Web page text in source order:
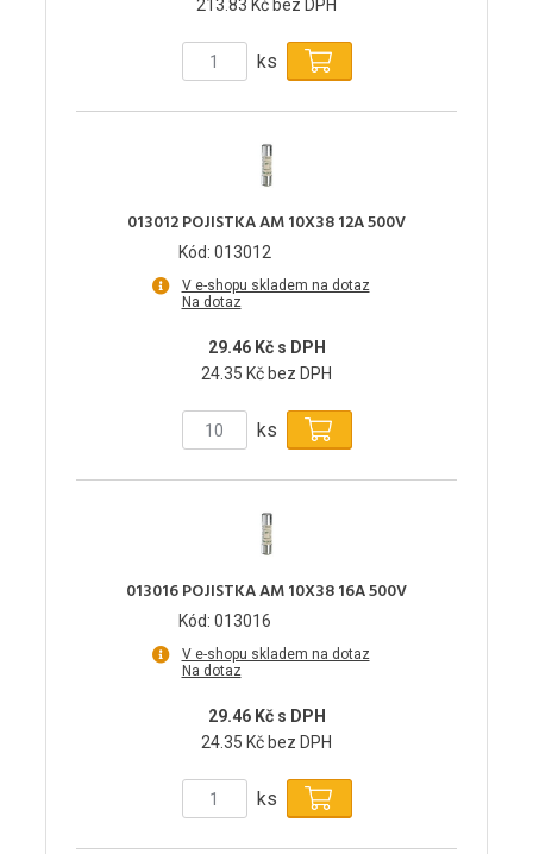
213.83 Kč bez DPH
ks
013012 POJISTKA AM 10X38 12A 500V
Kód: 013012
V e-shopu skladem na dotaz
Na dotaz
29.46 Kč s DPH
24.35 Kč bez DPH
ks
013016 POJISTKA AM 10X38 16A 500V
Kód: 013016
V e-shopu skladem na dotaz
Na dotaz
29.46 Kč s DPH
24.35 Kč bez DPH
ks